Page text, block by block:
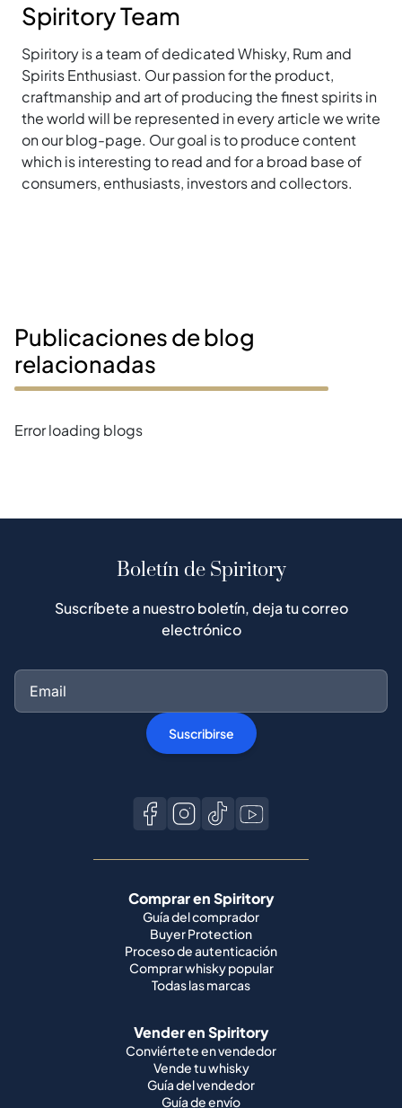
Spiritory Team
Spiritory is a team of dedicated Whisky, Rum and
Spirits Enthusiast. Our passion for the product,
craftmanship and art of producing the finest spirits in
the world will be represented in every article we write
on our blog-page. Our goal is to produce content
which is interesting to read and for a broad base of
consumers, enthusiasts, investors and collectors.
Publicaciones de blog
relacionadas
Error loading blogs
Boletín de Spiritory
Suscríbete a nuestro boletín, deja tu correo
electrónico
Suscribirse
Comprar en Spiritory
Guía del comprador
Buyer Protection
Proceso de autenticación
Comprar whisky popular
Todas las marcas
Vender en Spiritory
Conviértete en vendedor
Vende tu whisky
Guía del vendedor
Guía de envío